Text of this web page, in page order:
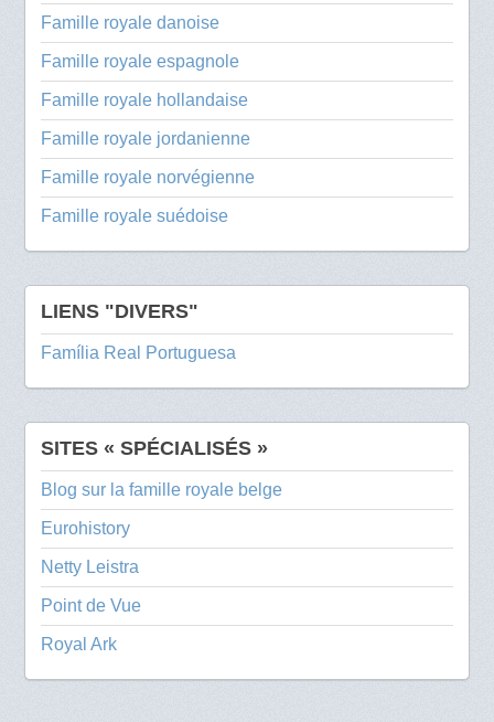
Famille royale danoise
Famille royale espagnole
Famille royale hollandaise
Famille royale jordanienne
Famille royale norvégienne
Famille royale suédoise
LIENS "DIVERS"
Família Real Portuguesa
SITES « SPÉCIALISÉS »
Blog sur la famille royale belge
Eurohistory
Netty Leistra
Point de Vue
Royal Ark